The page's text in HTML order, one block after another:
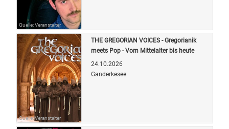
Quelle: Veranstalter
Quelle: Veranstalter
THE GREGORIAN VOICES - Gregorianik
meets Pop - Vom Mittelalter bis heute
24.10.2026
Ganderkesee